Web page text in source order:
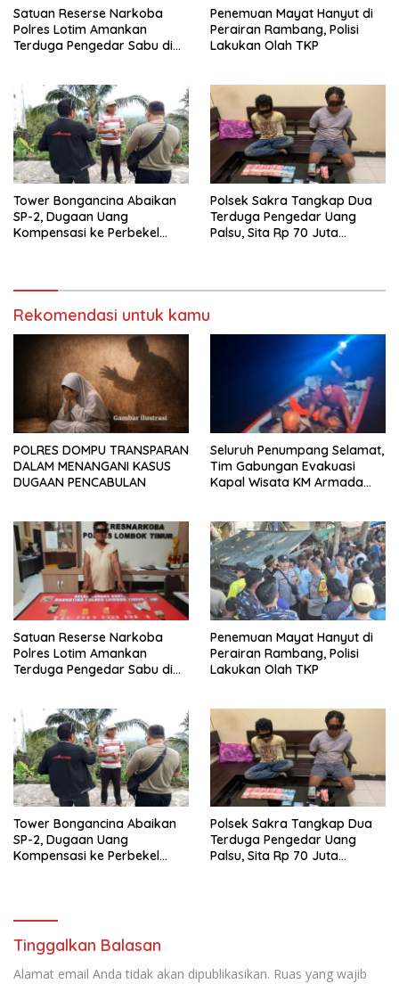
Satuan Reserse Narkoba
Polres Lotim Amankan
Terduga Pengedar Sabu di
Penemuan Mayat Hanyut di
Perairan Rambang, Polisi
Lakukan Olah TKP
Tower Bongancina Abaikan
SP-2, Dugaan Uang
Kompensasi ke Perbekel
Polsek Sakra Tangkap Dua
Terduga Pengedar Uang
Palsu, Sita Rp 70 Juta
Rekomendasi untuk kamu
POLRES DOMPU TRANSPARAN
DALAM MENANGANI KASUS
DUGAAN PENCABULAN
Seluruh Penumpang Selamat,
Tim Gabungan Evakuasi
Kapal Wisata KM Armada
Bima
Satuan Reserse Narkoba
Polres Lotim Amankan
Terduga Pengedar Sabu di
Penemuan Mayat Hanyut di
Perairan Rambang, Polisi
Lakukan Olah TKP
Tower Bongancina Abaikan
SP-2, Dugaan Uang
Kompensasi ke Perbekel
Polsek Sakra Tangkap Dua
Terduga Pengedar Uang
Palsu, Sita Rp 70 Juta
Tinggalkan Balasan
Alamat email Anda tidak akan dipublikasikan. Ruas yang wajib